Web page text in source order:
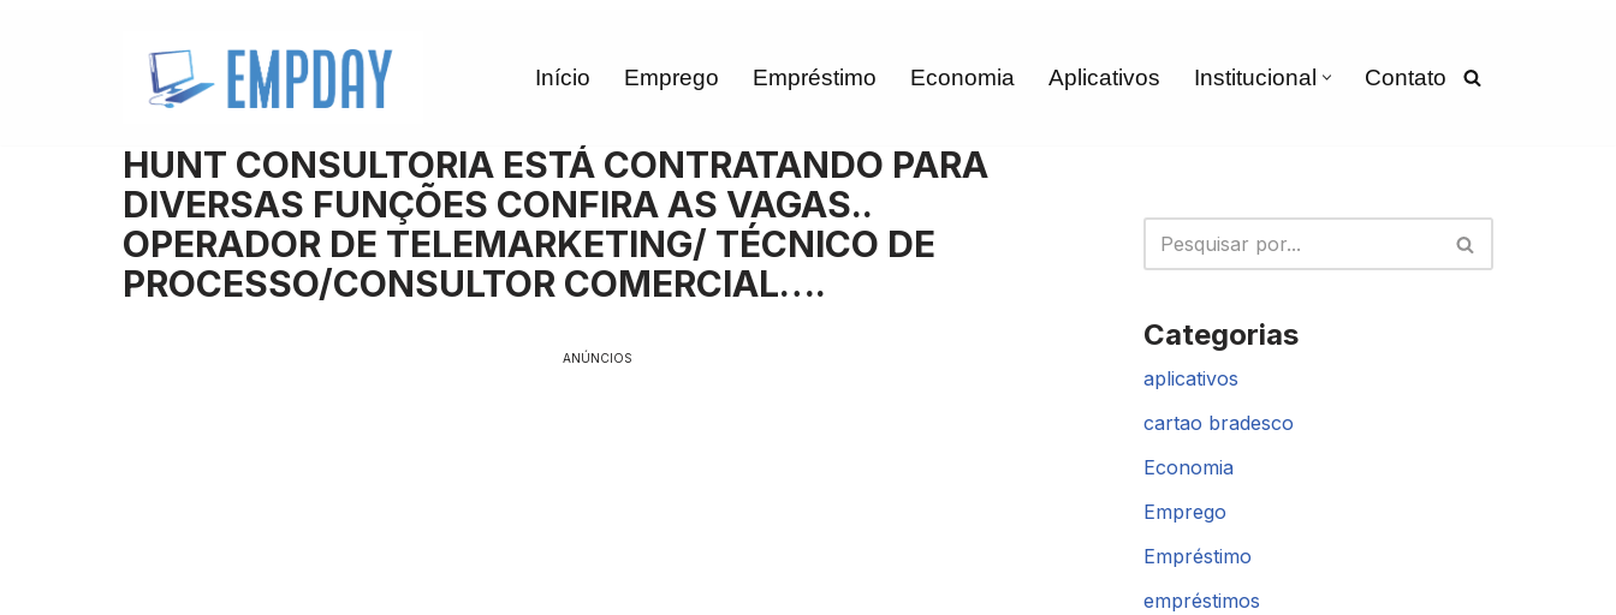
Início Emprego Empréstimo Economia Aplicativos Institucional Contato
HUNT CONSULTORIA ESTÁ CONTRATANDO PARA
DIVERSAS FUNÇÕES CONFIRA AS VAGAS..
OPERADOR DE TELEMARKETING/ TÉCNICO DE
PROCESSO/CONSULTOR COMERCIAL….
ANÚNCIOS
Categorias
aplicativos
cartao bradesco
Economia
Emprego
Empréstimo
empréstimos